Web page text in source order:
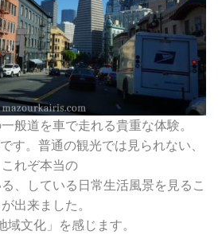
般道を車で走れる貴重な体験。
す。普通の観光では見られない、
これぞ本当の
、している日常生活風景を見るこ
が出来ました。
域文化」を感じます。